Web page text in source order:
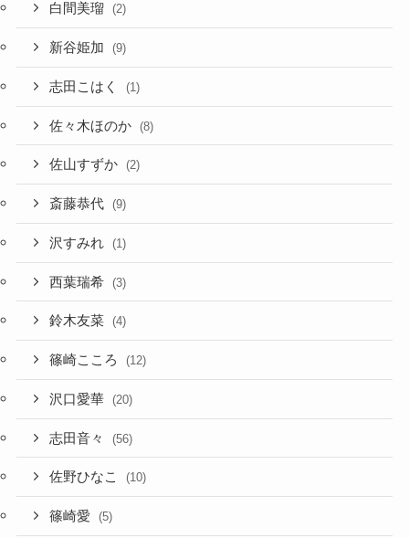
白間美瑠 (2)
新谷姫加 (9)
志田こはく (1)
佐々木ほのか (8)
佐山すずか (2)
斎藤恭代 (9)
沢すみれ (1)
西葉瑞希 (3)
鈴木友菜 (4)
篠崎こころ (12)
沢口愛華 (20)
志田音々 (56)
佐野ひなこ (10)
篠崎愛 (5)